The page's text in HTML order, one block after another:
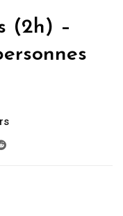
(2h) –